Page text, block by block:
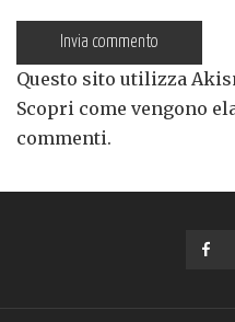
Questo sito utilizza
Scopri come vengono
commenti.